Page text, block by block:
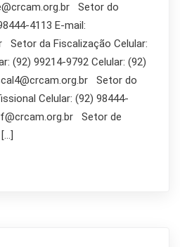
Setor do
4113 E-mail:
Setor da Fiscalização Celular:
(92) 99214-9792 Celular: (92)
Setor do
Celular: (92) 98444-
Setor de